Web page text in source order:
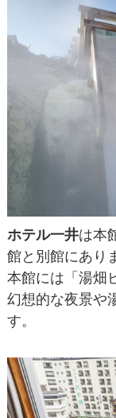
ホテル一井は本
館と別館にあり
本館には「湯畑
幻想的な夜景や
す。